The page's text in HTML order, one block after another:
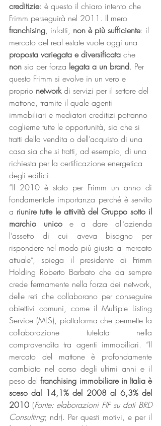
creditizie: è questo il chiaro intento che
Frimm perseguirà nel 2011. Il mero
franchising, infatti, non è più sufficiente: il
mercato del real estate vuole oggi una
proposta variegata e diversificata che
non sia per forza legata a un brand. Per
questo Frimm si evolve in un vero e
proprio network di servizi per il settore del
mattone, tramite il quale agenti
immobiliari e mediatori creditizi potranno
coglierne tutte le opportunità, sia che si
tratti della vendita o dell’acquisto di una
casa sia che si tratti, ad esempio, di una
richiesta per la certificazione energetica
degli edifici.
“Il 2010 è stato per Frimm un anno di
fondamentale importanza perché è servito
a riunire tutte le attività del Gruppo sotto il
marchio unico e a dare all’azienda
l’assetto di cui aveva bisogno per
rispondere nel modo più giusto al mercato
attuale”, spiega il presidente di Frimm
Holding Roberto Barbato che da sempre
crede fermamente nella forza dei network,
delle reti che collaborano per conseguire
obiettivi comuni, come il Multiple Listing
Service (MLS), piattaforma che permette la
collaborazione tutelata nella
compravendita tra agenti immobiliari. “Il
mercato del mattone è profondamente
cambiato nel corso degli ultimi anni e il
peso del franchising immobiliare in Italia è
sceso dal 14,1% del 2008 al 6,3% del
2010 (Fonte: elaborazioni FIF su dati BRD
Consulting; ndr). Per questi motivi, e per il